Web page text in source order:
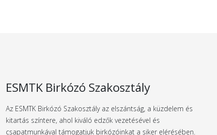
ESMTK Birkózó Szakosztály
Az ESMTK Birkózó Szakosztály az elszántság, a küzdelem és
kitartás színtere, ahol kiváló edzők vezetésével és
csapatmunkával támogatjuk birkózóinkat a siker elérésében.